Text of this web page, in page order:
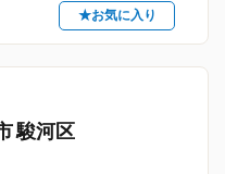
★お気に入り
駿河区